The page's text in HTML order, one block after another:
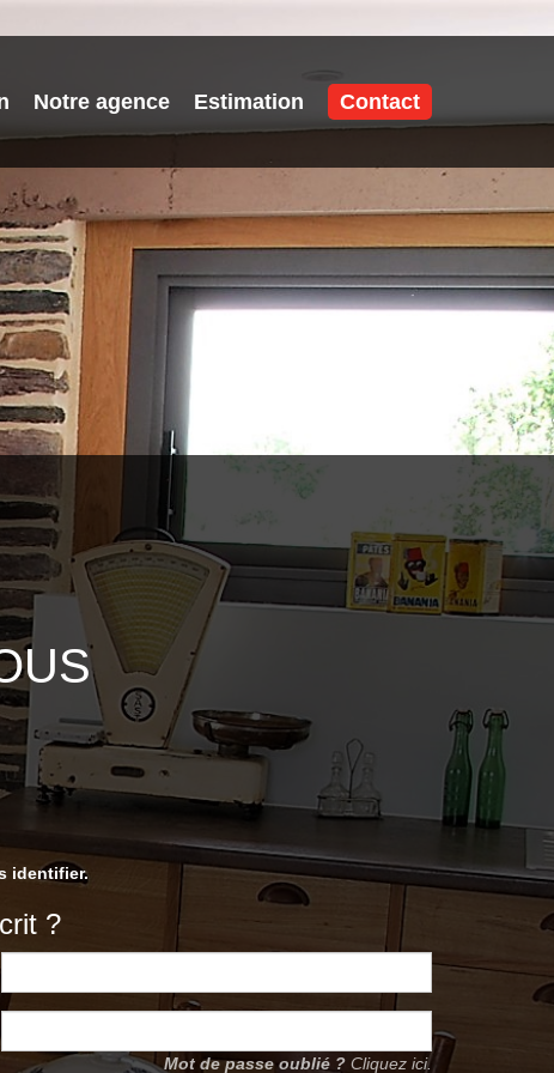
Notre agence Estimation Contact
identifier.
?
Mot de passe oublié ? Cliquez ici.